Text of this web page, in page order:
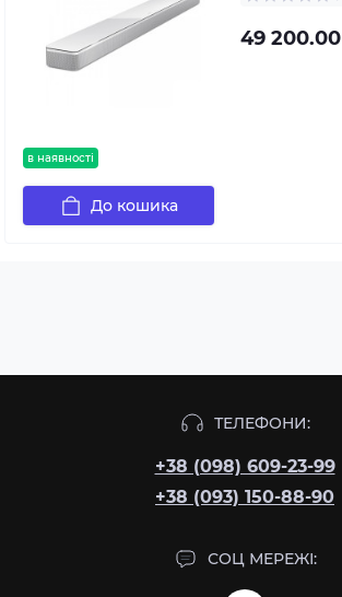
в наявності
49
До кошика
ТЕЛЕФОНИ:
+38 (098) 609-23-99
+38 (093) 150-88-90
СОЦ МЕРЕЖІ: